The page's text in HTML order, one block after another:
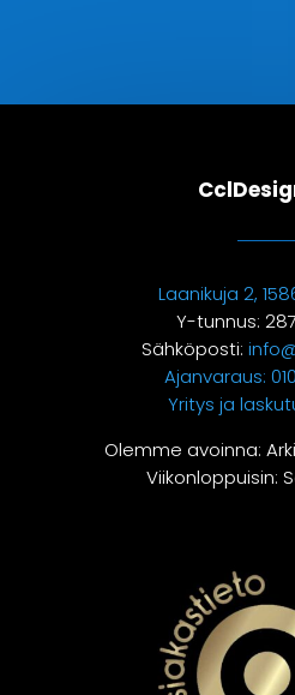
Laanikuja 2,
Y-tunnus:
Sähköposti:
Ajanvaraus:
Yritys ja
Olemme avoinna:
Viikonloppuisin: